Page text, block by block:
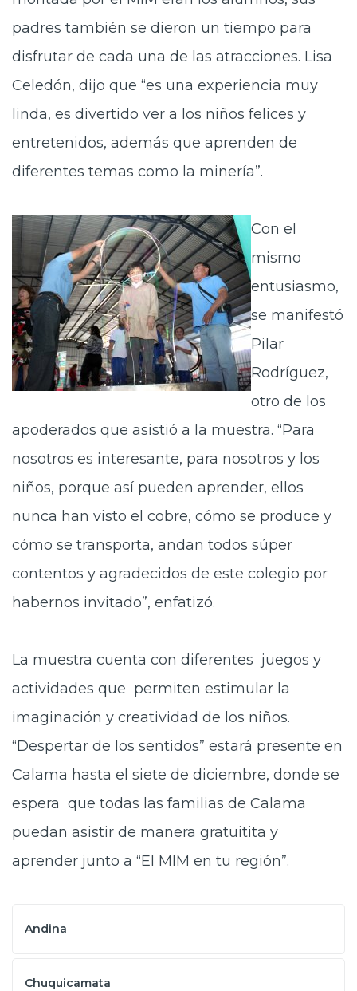
padres también se dieron un tiempo para
disfrutar de cada una de las atracciones. Lisa
Celedón, dijo que “es una experiencia muy
linda, es divertido ver a los niños felices y
entretenidos, además que aprenden de
diferentes temas como la minería”.
Con el
mismo
entusiasmo,
se manifestó
Pilar
Rodríguez,
otro de los
apoderados que asistió a la muestra. “Para
nosotros es interesante, para nosotros y los
niños, porque así pueden aprender, ellos
nunca han visto el cobre, cómo se produce y
cómo se transporta, andan todos súper
contentos y agradecidos de este colegio por
habernos invitado”, enfatizó.
La muestra cuenta con diferentes juegos y
actividades que permiten estimular la
imaginación y creatividad de los niños.
“Despertar de los sentidos” estará presente en
Calama hasta el siete de diciembre, donde se
espera que todas las familias de Calama
puedan asistir de manera gratuitita y
aprender junto a “El MIM en tu región”.
Andina
Chuquicamata